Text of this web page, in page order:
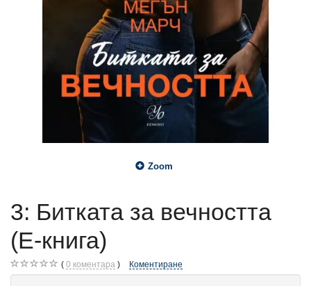
Zoom
3: Битката за вечността
(Е-книга)
0 коментара Коментиране